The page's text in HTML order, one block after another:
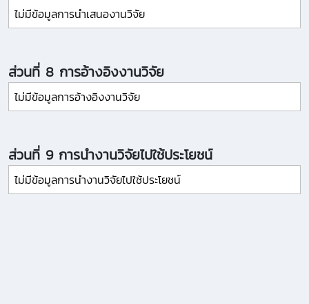
ไม่มีข้อมูลการนำเสนองานวิจัย
ส่วนที่ 8 การอ้างอิงงานวิจัย
ไม่มีข้อมูลการอ้างอิงงานวิจัย
ส่วนที่ 9 การนำงานวิจัยไปใช้ประโยชน์
ไม่มีข้อมูลการนำงานวิจัยไปใช้ประโยชน์